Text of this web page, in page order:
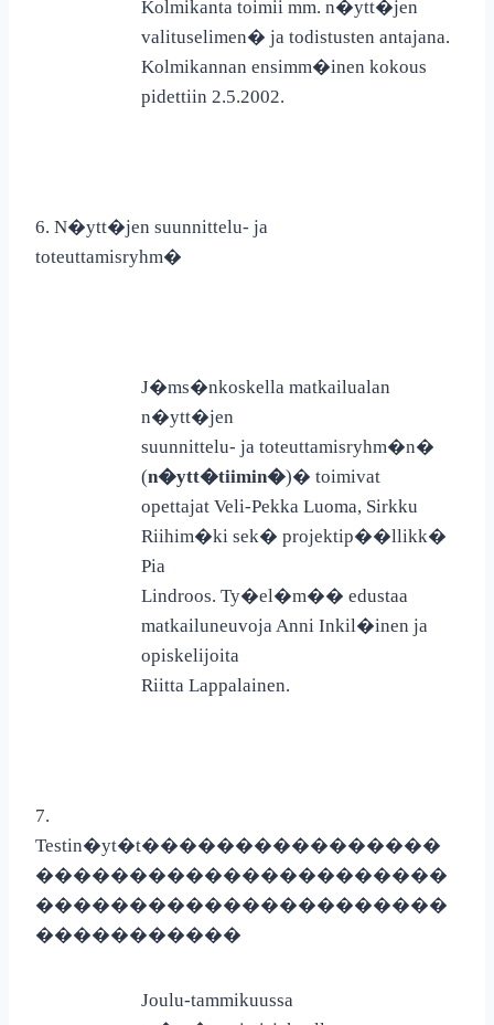
Kolmikanta toimii mm. n�ytt�jen
valituselimen� ja todistusten antajana.
Kolmikannan ensimm�inen kokous
pidettiin 2.5.2002.
6. N�ytt�jen suunnittelu- ja
toteuttamisryhm�
J�ms�nkoskella matkailualan
n�ytt�jen
suunnittelu- ja toteuttamisryhm�n�
(n�ytt�tiimin�)� toimivat
opettajat Veli-Pekka Luoma, Sirkku
Riihim�ki sek� projektip��llikk�
Pia
Lindroos. Ty�el�m�� edustaa
matkailuneuvoja Anni Inkil�inen ja
opiskelijoita
Riitta Lappalainen.
7.
Testin�yt�t����������������
����������������������
����������������������
�����������
Joulu-tammikuussa